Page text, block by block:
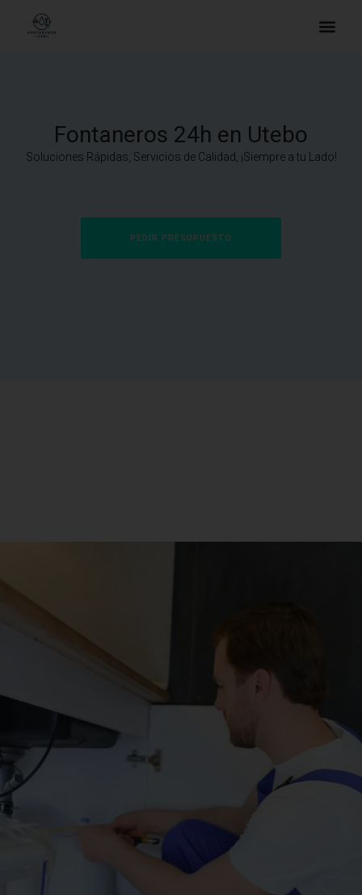
Fontaneros 24h en Utebo
Soluciones Rápidas, Servicios de Calidad, ¡Siempre a tu Lado!
PEDIR PRESUPUESTO